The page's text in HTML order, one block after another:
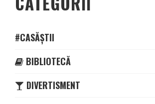
#CASĂȘTII
BIBLIOTECĂ
DIVERTISMENT